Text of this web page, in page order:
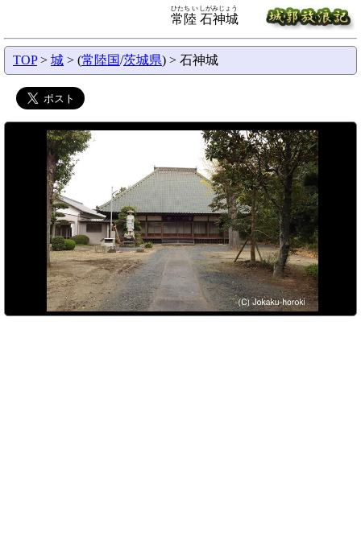
常陸 石神城
ひたち いしがみじょう
TOP> 城 > (常陸国/茨城県) > 石神城